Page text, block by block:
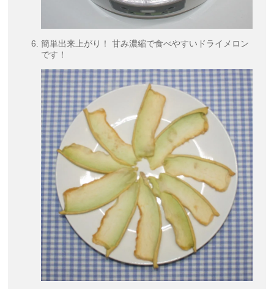
簡単出来上がり！ 甘み濃縮で食べやすいドライメロン
です！